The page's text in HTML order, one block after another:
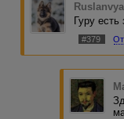
Гуру
#379